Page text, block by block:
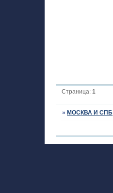
Страница:1
»МОСКВА И СПБ